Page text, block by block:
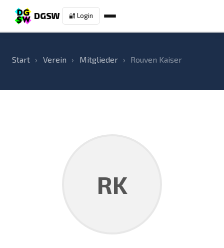
DGSW 🔐 Login
Start › Verein › Mitglieder › Rouven Kaiser
RK